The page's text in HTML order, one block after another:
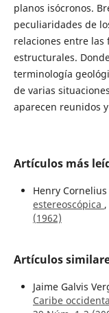
planos isócronos.
peculiaridades de
relaciones entre las
estructurales.
terminología
de varias
aparecen reunidos
Artículos más
Henry
estereoscópica ,
(1962)
Artículos
Jaime Galvis
Caribe